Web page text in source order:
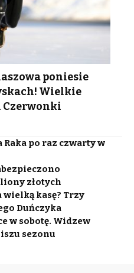
poniesie
Wielkie
po raz czwarty w
złotych
kasę? Trzy
Duńczyka
w sobotę. Widzew
sezonu